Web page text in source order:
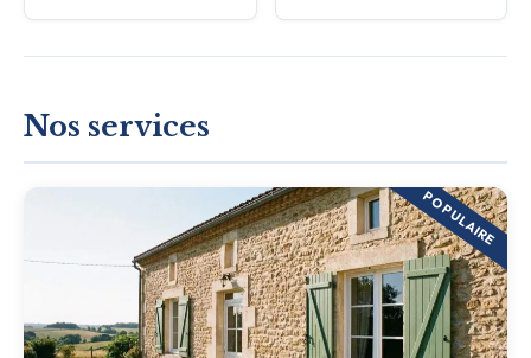
Nos services
POPULAIRE